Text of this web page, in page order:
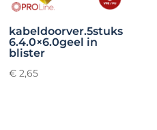
kabeldoorver.5stuks
6.4.0×6.0geel in
blister
€ 2,65